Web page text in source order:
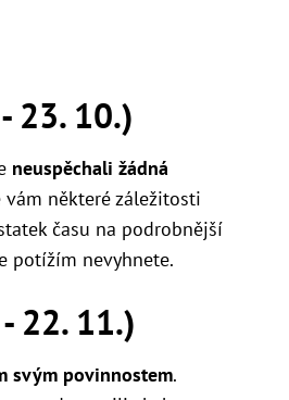
23. 10.)
neuspěchali žádná
vám některé záležitosti
času na podrobnější
potížím nevyhnete.
22. 11.)
svým povinnostem.